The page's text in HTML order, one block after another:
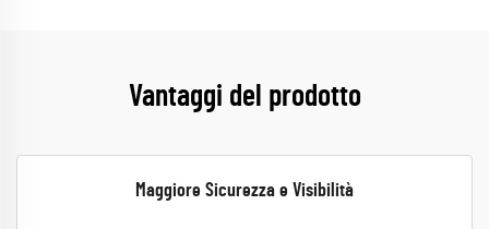
Vantaggi del prodotto
Maggiore Sicurezza e Visibilità